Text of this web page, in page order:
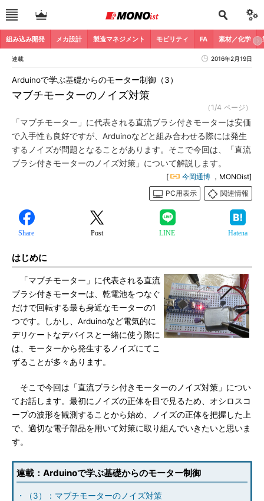
組み込み開発 メカ設計 製造マネジメント モビリティ FA 素材／化学
連載 2016年2月19日
マブチモーターのノイズ対策
Arduinoで学ぶ基礎からのモーター制御（3）
（1/4 ページ）
「マブチモーター」に代表される直流ブラシ付きモーターは安価
で入手性も良好ですが、Arduinoなどと組み合わせる際には発生
するノイズが問題となることがあります。そこで今回は、「直流
ブラシ付きモーターのノイズ対策」について解説します。
[ 今岡通博 ，MONOist]
PC用表示
関連情報
Share Post LINE Hatena
はじめに
「マブチモーター」に代表される直流
ブラシ付きモーターは、乾電池をつなぐ
だけで回転する最も身近なモーターの1
つです。しかし、Arduinoなど電気的に
デリケートなデバイスと一緒に使う際に
は、モーターから発生するノイズにてこ
ずることが多々あります。
そこで今回は「直流ブラシ付きモーターのノイズ対策」につい
てお話します。最初にノイズの正体を目で見るため、オシロスコ
ープの波形を観測することから始め、ノイズの正体を把握した上
で、適切な電子部品を用いて対策に取り組んでいきたいと思いま
す。
連載：Arduinoで学ぶ基礎からのモーター制御
・（3）：マブチモーターのノイズ対策